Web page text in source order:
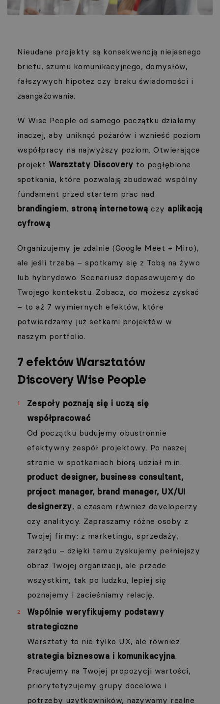
Nieudane projekty są konsekwencją niejasnego
briefu, szumu komunikacyjnego, domysłów,
fałszywych hipotez czy braku świadomości i
zaangażowania.
W Wise People od samego początku działamy
inaczej, aby uniknąć pożarów i wznieść poziom
współpracy na najwyższy poziom. Otwierające
projekt Warsztaty Discovery to pogłębione
spotkania, które pozwalają zbudować wspólny
fundament przed startem prac nad
brandingiem, stroną internetową czy aplikacją
cyfrową.
Organizujemy je zdalnie (Google Meet + Miro),
ale jeśli trzeba – spotkamy się z Tobą na żywo
lub hybrydowo. Scenariusz dopasowujemy do
Twojego kontekstu. Zobacz, co możesz zyskać
– to aż 7 wymiernych efektów, które
potwierdzamy już setkami projektów w
naszym portfolio.
7 efektów Warsztatów
Discovery Wise People
Zespoły poznają się i uczą się
współpracować
Od początku budujemy obustronnie
efektywny zespół projektowy. Po naszej
stronie w spotkaniach biorą udział m.in.
product designer, business consultant,
project manager, brand manager, UX/UI
designerzy, a czasem również developerzy
czy analitycy. Zapraszamy różne osoby z
Twojej firmy: z marketingu, sprzedaży,
zarządu – dzięki temu zyskujemy pełniejszy
obraz Twojej organizacji, ale przede
wszystkim, tak po ludzku, lepiej się
poznajemy i zacieśniamy relację.
Wspólnie weryfikujemy podstawy
strategiczne
Warsztaty to nie tylko UX, ale również
strategia biznesowa i komunikacyjna.
Pracujemy na Twojej propozycji wartości,
priorytetyzujemy grupy docelowe i
potrzeby użytkowników, nazywamy realne